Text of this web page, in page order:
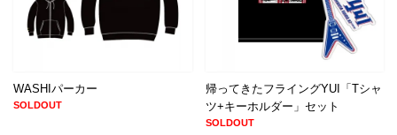
WASHIパーカー
SOLDOUT
帰ってきたフライングYUI「Tシャ
ツ+キーホルダー」セット
SOLDOUT